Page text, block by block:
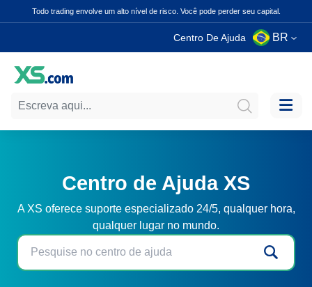
Todo trading envolve um alto nível de risco. Você pode perder seu capital.
Centro De Ajuda BR
Centro de Ajuda XS
A XS oferece suporte especializado 24/5, qualquer hora,
qualquer lugar no mundo.